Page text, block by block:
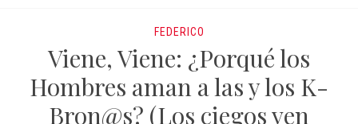
FEDERICO
Viene, Viene: ¿Porqué los
Hombres aman a las y los K-
Bron@s? (Los ciegos ven